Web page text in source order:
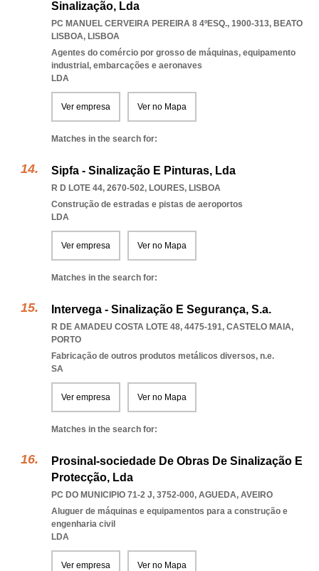
Sinalização, Lda
PC MANUEL CERVEIRA PEREIRA 8 4ºESQ., 1900-313, BEATO
LISBOA, LISBOA
Agentes do comércio por grosso de máquinas, equipamento
industrial, embarcações e aeronaves
LDA
Ver empresa Ver no Mapa
Matches in the search for:
Sipfa - Sinalização E Pinturas, Lda
R D LOTE 44, 2670-502, LOURES, LISBOA
Construção de estradas e pistas de aeroportos
LDA
Ver empresa Ver no Mapa
Matches in the search for:
Intervega - Sinalização E Segurança, S.a.
R DE AMADEU COSTA LOTE 48, 4475-191, CASTELO MAIA,
PORTO
Fabricação de outros produtos metálicos diversos, n.e.
SA
Ver empresa Ver no Mapa
Matches in the search for:
Prosinal-sociedade De Obras De Sinalização E
Protecção, Lda
PC DO MUNICIPIO 71-2 J, 3752-000, AGUEDA, AVEIRO
Aluguer de máquinas e equipamentos para a construção e
engenharia civil
LDA
Ver empresa Ver no Mapa